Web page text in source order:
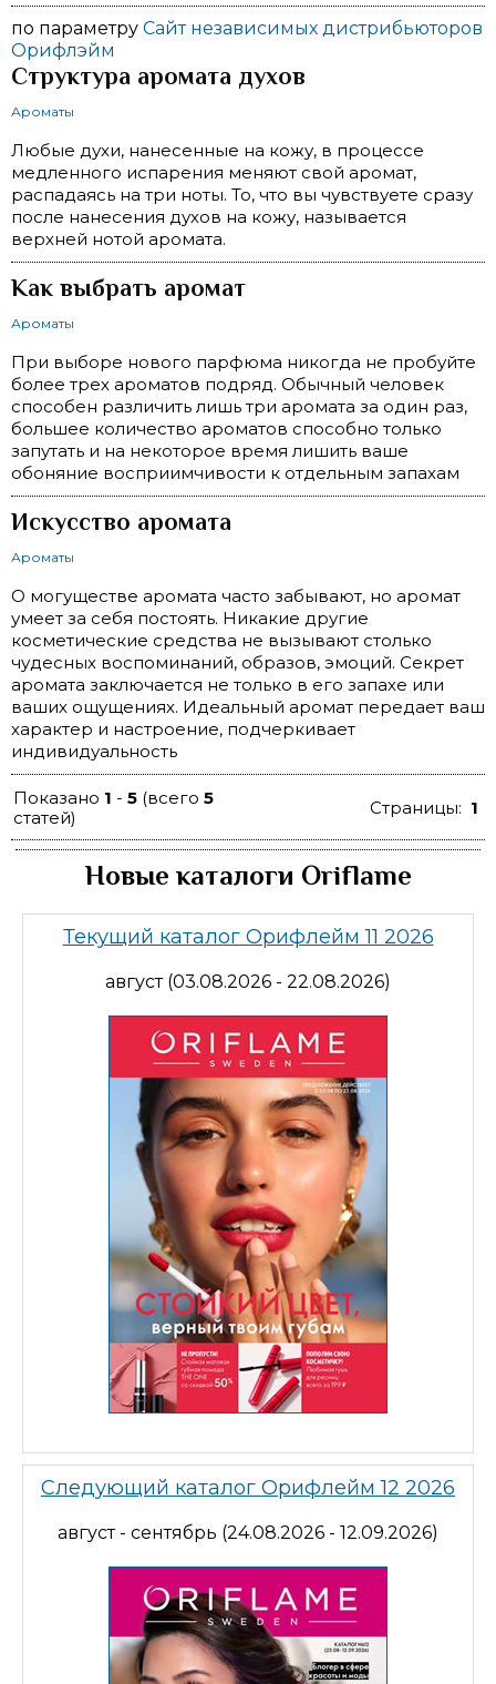
по параметру Сайт независимых дистрибьюторов
Орифлэйм
Структура аромата духов
Ароматы
Любые духи, нанесенные на кожу, в процессе
медленного испарения меняют свой аромат,
распадаясь на три ноты. То, что вы чувствуете сразу
после нанесения духов на кожу, называется
верхней нотой аромата.
Как выбрать аромат
Ароматы
При выборе нового парфюма никогда не пробуйте
более трех ароматов подряд. Обычный человек
способен различить лишь три аромата за один раз,
большее количество ароматов способно только
запутать и на некоторое время лишить ваше
обоняние восприимчивости к отдельным запахам
Искусство аромата
Ароматы
О могуществе аромата часто забывают, но аромат
умеет за себя постоять. Никакие другие
косметические средства не вызывают столько
чудесных воспоминаний, образов, эмоций. Секрет
аромата заключается не только в его запахе или
ваших ощущениях. Идеальный аромат передает ваш
характер и настроение, подчеркивает
индивидуальность
Показано 1 - 5 (всего 5
статей)
Страницы: 1
Новые каталоги Oriflame
Текущий каталог Орифлейм 11 2026
август (03.08.2026 - 22.08.2026)
Следующий каталог Орифлейм 12 2026
август - сентябрь (24.08.2026 - 12.09.2026)